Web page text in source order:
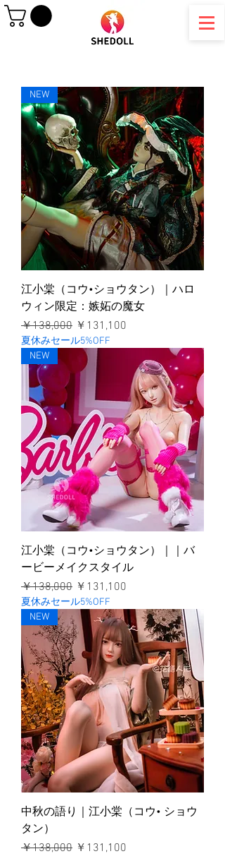
NEW
江小棠（コウ•ショウタン）｜ハロ
ウィン限定：嫉妬の魔女
通常価格
￥138,000 セール価格
￥131,100
夏休みセール5%OFF
NEW
江小棠（コウ•ショウタン）｜｜バ
ービーメイクスタイル
通常価格
￥138,000 セール価格
￥131,100
夏休みセール5%OFF
NEW
中秋の語り｜江小棠（コウ• ショウ
タン）
通常価格
￥138,000 セール価格
￥131,100